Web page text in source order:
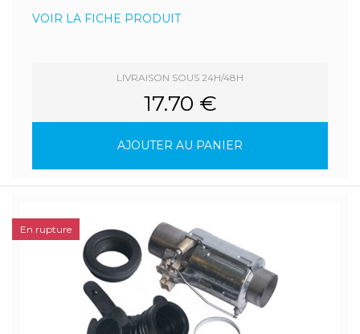
VOIR LA FICHE PRODUIT
LIVRAISON SOUS 24H/48H
17.70 €
AJOUTER AU PANIER
En rupture